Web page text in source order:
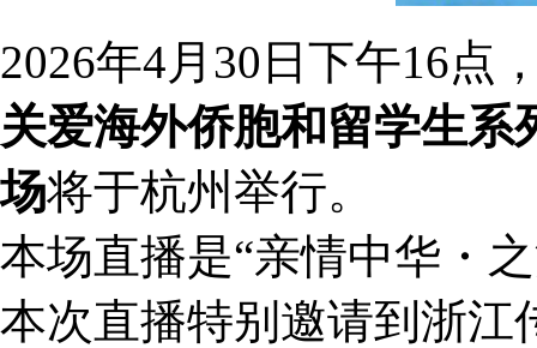
2026年4月30日下午16点
关爱海外侨胞和留学生系
场将于杭州举行。
本场直播是“亲情中华・
本次直播特别邀请到浙江